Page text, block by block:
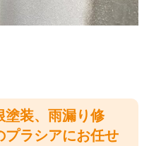
塗装、雨漏り修
プラシアにお任せ